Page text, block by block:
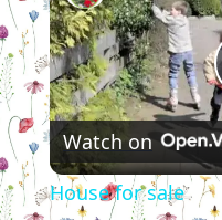
Watch on
House for sale